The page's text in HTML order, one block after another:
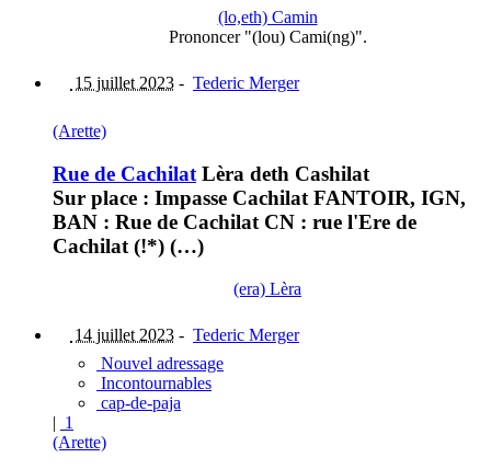
(lo,eth) Camin
Prononcer "(lou) Cami(ng)".
15 juillet 2023 - Tederic Merger
(Arette)
Rue de Cachilat Lèra deth Cashilat
Sur place : Impasse Cachilat FANTOIR, IGN,
BAN : Rue de Cachilat CN : rue l'Ere de
Cachilat (!*) (…)
(era) Lèra
14 juillet 2023 - Tederic Merger
Nouvel adressage
Incontournables
cap-de-paja
| 1
(Arette)